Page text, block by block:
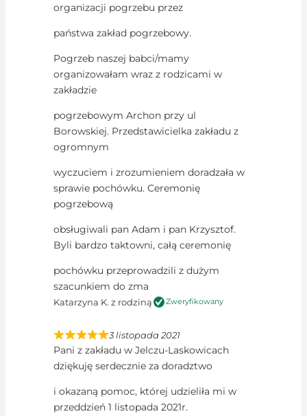
organizacji pogrzebu przez
państwa zakład pogrzebowy.
Pogrzeb naszej babci/mamy
organizowałam wraz z rodzicami w
zakładzie
pogrzebowym Archon przy ul
Borowskiej. Przedstawicielka zakładu z
ogromnym
wyczuciem i zrozumieniem doradzała w
sprawie pochówku. Ceremonię
pogrzebową
obsługiwali pan Adam i pan Krzysztof.
Byli bardzo taktowni, całą ceremonię
pochówku przeprowadzili z dużym
szacunkiem do zma
Katarzyna K. z rodziną Zweryfikowany
3 listopada 2021
Pani z zakładu w Jelczu-Laskowicach
dziękuję serdecznie za doradztwo
i okazaną pomoc, której udzieliła mi w
przeddzień 1 listopada 2021r.